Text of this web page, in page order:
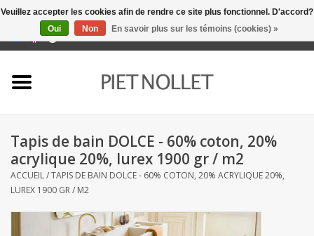
0 Articles - €0,00
serviettes
literie
Tapis de bain DOLCE - 60% coton, 20%
acrylique 20%, lurex 1900 gr / m2
ACCUEIL/TAPIS DE BAIN DOLCE - 60% COTON, 20% ACRYLIQUE 20%,
LUREX 1900 GR / M2
Veuillez accepter les cookies afin de rendre ce site plus fonctionnel. D'accord?
Oui
Non En savoir plus sur les témoins (cookies) »